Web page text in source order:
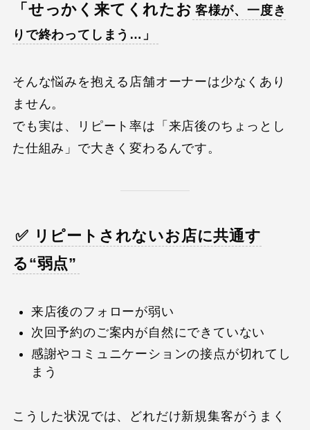
「せっかく来てくれたお 客様が、一度き
りで終わってしまう…」
そんな悩みを抱える店舗オーナーは少なくあり
ません。
でも実は、リピート率は「来店後のちょっとし
た仕組み」で大きく変わるんです。
✅ リピートされないお店に共通す
る“弱点”
来店後のフォローが弱い
次回予約のご案内が自然にできていない
感謝やコミュニケーションの接点が切れてし
まう
こうした状況では、どれだけ新規集客がうまく